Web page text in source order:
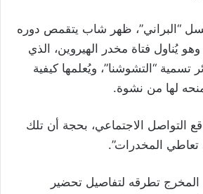
“البراني”، ظهر شاب يتقمص دوره
يُناول فتاة مخدر الهيروين، الذي
تسمية “التشوشنا”، ويُعلمها كيفية
لها من نشوة.
التواصل الاجتماعي، بحجة أن تلك
المخدرات”.
تطرقه لتفاصيل تحضير